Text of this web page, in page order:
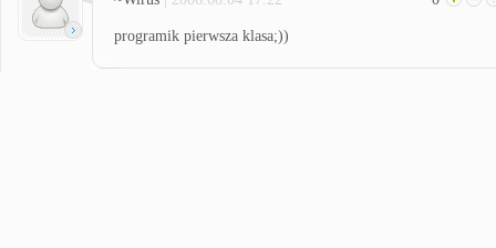
programik pierwsza klasa;))